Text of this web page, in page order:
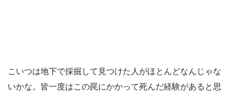
こいつは地下で採掘して見つけた人がほとんどなんじゃな
いかな。皆一度はこの罠にかかって死んだ経験があると思